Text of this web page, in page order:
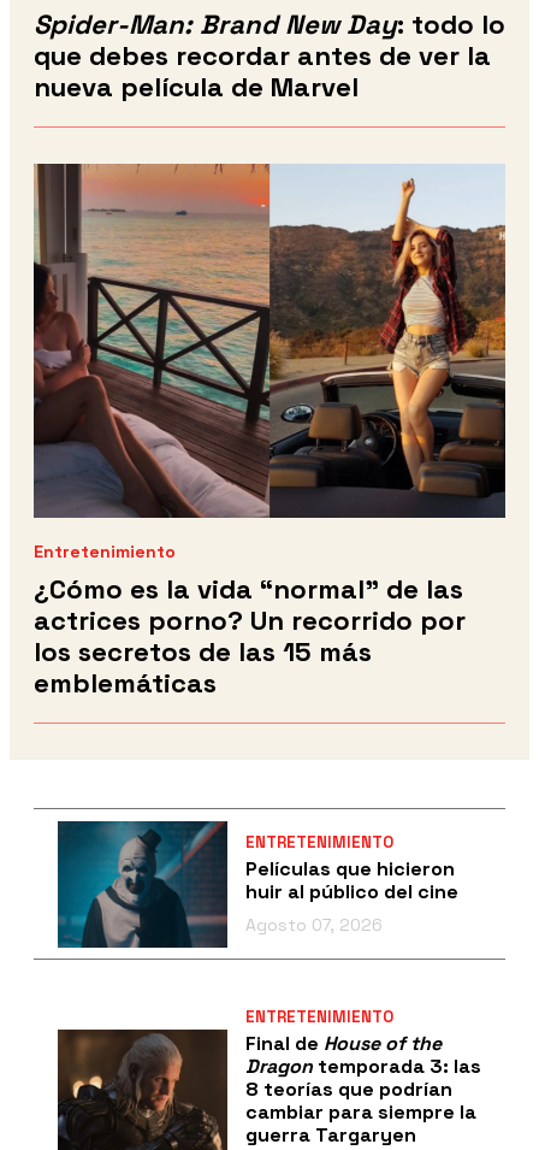
Spider-Man: Brand New Day: todo lo
que debes recordar antes de ver la
nueva película de Marvel
Entretenimiento
¿Cómo es la vida “normal” de las
actrices porno? Un recorrido por
los secretos de las 15 más
emblemáticas
ENTRETENIMIENTO
Películas que hicieron
huir al público del cine
Agosto 07, 2026
ENTRETENIMIENTO
Final de House of the
Dragontemporada 3: las
8 teorías que podrían
cambiar para siempre la
guerra Targaryen